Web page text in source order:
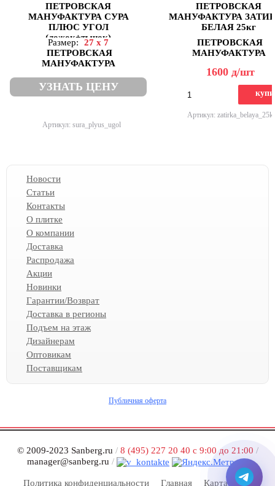
ПЕТРОВСКАЯ
МАНУФАКТУРА СУРА
ПЛЮС УГОЛ
(ложок+тычок)
Размер:
27 x 7
ПЕТРОВСКАЯ
МАНУФАКТУРА
УЗНАТЬ ЦЕНУ
Артикул: sura_plyus_ugol
ПЕТРОВСКАЯ
МАНУФАКТУРА
БЕЛАЯ 25кг
ПЕТРОВСКАЯ
МАНУФАКТУРА
1600 д/шт
Артикул:
Новости
Статьи
Контакты
О плитке
О компании
Доставка
Распродажа
Акции
Новинки
Гарантии/Возврат
Доставка в регионы
Подъем на этаж
Дизайнерам
Оптовикам
Поставщикам
Публичная оферта
© 2009-2023 Sanberg.ru / 8 (495) 227 20 40 с 9:00 до 21:00 /
manager@sanberg.ru /
Политика конфиденциальности Главная Карта сайта